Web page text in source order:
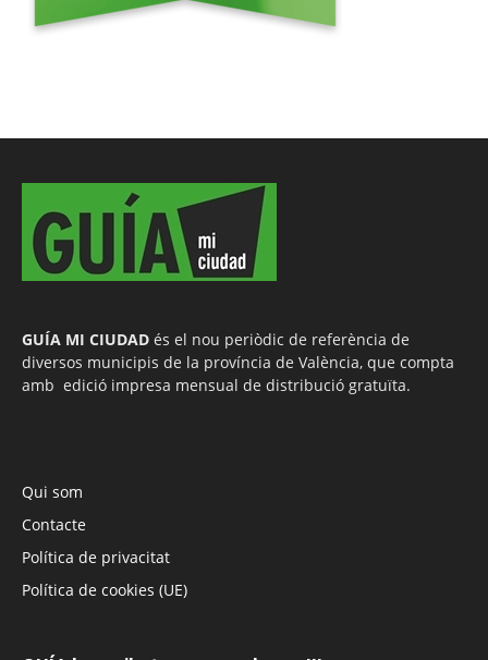
GUÍA MI CIUDAD és el nou periòdic de referència de
diversos municipis de la província de València, que compta
amb edició impresa mensual de distribució gratuïta.
Qui som
Contacte
Política de privacitat
Política de cookies (UE)